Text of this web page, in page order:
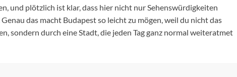
und plötzlich ist klar, dass hier nicht nur Sehenswürdigkeiten
das macht Budapest so leicht zu mögen, weil du nicht das
sondern durch eine Stadt, die jeden Tag ganz normal weiteratmet